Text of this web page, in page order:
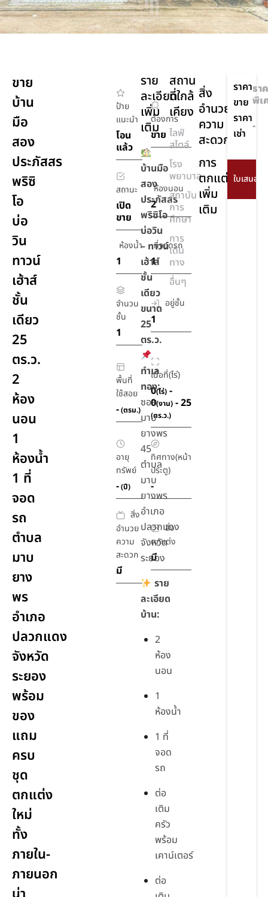
ขาย
บ้าน
มือ
สอง
ประภัสสร
พริซิ
โอ
บ่อ
วิน
ทาวน์
เฮ้าส์
ชั้น
เดียว
25
ตร.ว.
2
ห้อง
นอน
1
ห้องน้ำ
1 ที่
จอด
รถ
ตำบล
มาบ
ยาง
พร
อำเภอ
ปลวกแดง
จังหวัด
ระยอง
พร้อม
ของ
แถม
ครบ
ชุด
ตกแต่ง
ใหม่
ทั้ง
ภายใน-
ภายนอก
ป้าย
แนะนำ
โอน
แล้ว
ต้องการ
ขาย
สถานะ
เปิด
ขาย
ห้องนอน
2
ห้องน้ำ
1
ที่จอดรถ
1
จำนวน
ชั้น
1
อยู่ชั้น
1
พื้นที่
ใช้สอย
-(ตรม.)
เนื้อที่(ไร่)
0(ไร่) -
0(งาน) - 25
(ตร.ว.)
อายุ
ทรัพย์
-(ปี)
ทิศทาง(หน้า
ประตู)
-
สิ่ง
อำนวย
ความ
สะดวก
มี
สิ่ง
ตกแต่ง
มี
ราย
ละเอียด
เพิ่ม
เติม
บ้านมือ
สอง
ประภัสสร
พริซิโอ
บ่อวิน
– ทาวน์
เฮ้าส์
ชั้น
เดียว
ขนาด
25
ตร.ว.
ทำเล
ทอง:
ซอย
มาบ
ยางพร
45
ตำบล
มาบ
ยางพร
อำเภอ
ปลวกแดง
จังหวัด
ระยอง
ราย
ละเอียด
บ้าน:
2
ห้อง
นอน
1
ห้องน้ำ
1 ที่
จอด
รถ
ต่อ
เติม
ครัว
พร้อม
เคาน์เตอร์
ต่อ
สถาน
ที่ใกล้
เคียง
ไลฟ์
สไตล์
โรง
พยาบาล
สถาบัน
การ
ศึกษา
การ
เดิน
ทาง
อื่นๆ
สิ่ง
อำนวย
ความ
สะดวก
การ
ตกแต่ง
เพิ่ม
เติม
ราคา
ขาย
รา
พิเ
ราคา
เช่า
-